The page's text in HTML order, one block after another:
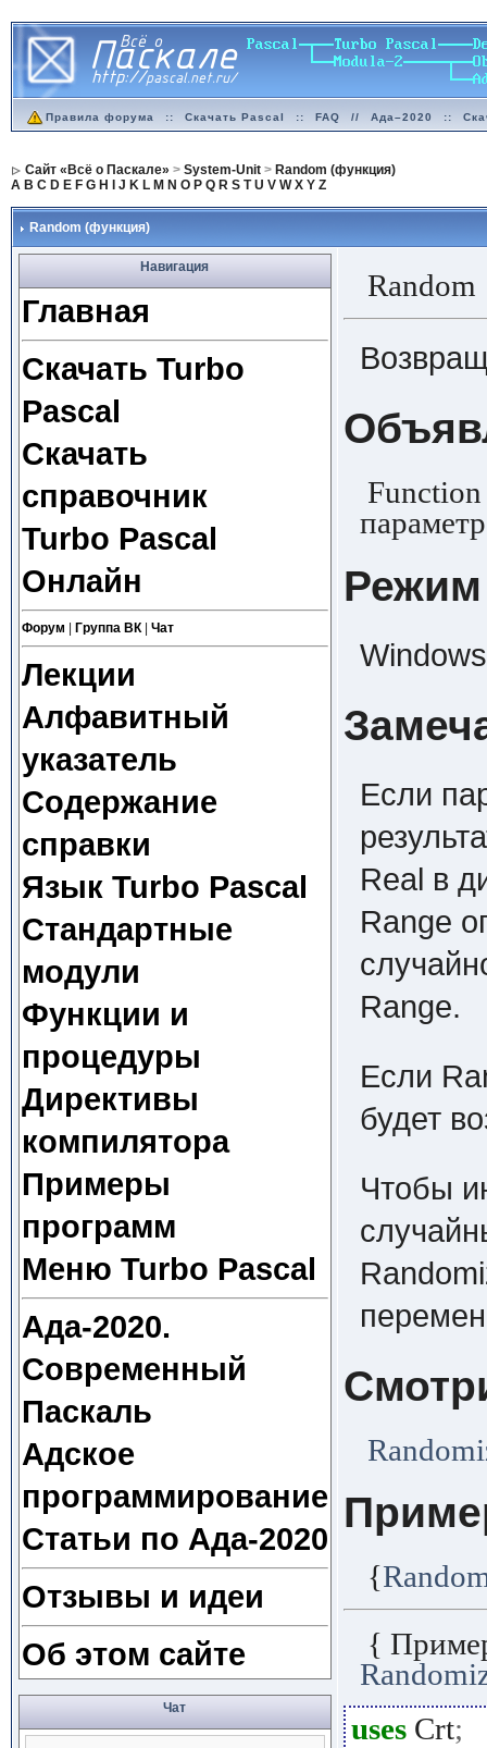
Правила форума :: Скачать Pascal :: FAQ // Ада–2020 ::
Сайт «Всё о Паскале» > System-Unit> Random (функция)
A B C D E F G H J K L M N O P Q R S T U V W X Y Z
Random (функция)
Навигация
Главная
Скачать Turbo
Pascal
Скачать
справочник
Turbo Pascal
Онлайн
Форум Группа ВК| Чат
Лекции
Алфавитный
указатель
Содержание
справки
Язык Turbo Pascal
Стандартные
модули
Функции и
процедуры
Директивы
компилятора
Примеры
программ
Меню Turbo Pascal
Ада-2020.
Современный
Паскаль
Адское
программирование
Статьи по Ада-2020
Отзывы и идеи
Об этом сайте
Чат
Режим
Если
Real в
Range
Range.
Если
будет
Чтобы
{
{
usesCrt;